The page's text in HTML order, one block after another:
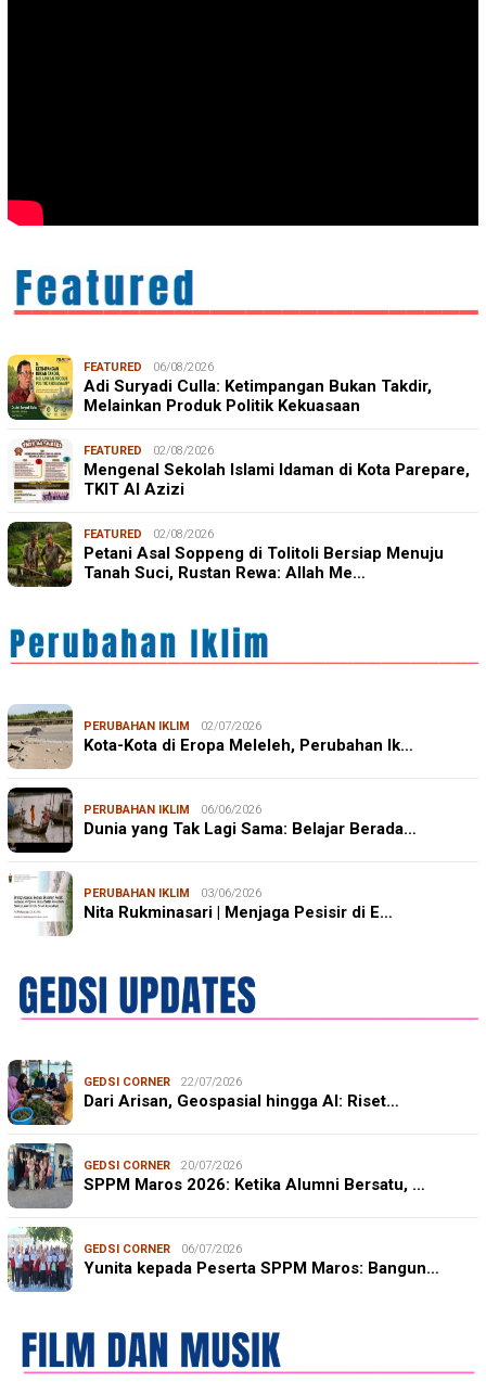
FEATURED 06/08/2026
Adi Suryadi Culla: Ketimpangan Bukan Takdir,
Melainkan Produk Politik Kekuasaan
FEATURED 02/08/2026
Mengenal Sekolah Islami Idaman di Kota Parepare,
TKIT Al Azizi
FEATURED 02/08/2026
Petani Asal Soppeng di Tolitoli Bersiap Menuju
Tanah Suci, Rustan Rewa: Allah Me…
PERUBAHAN IKLIM 02/07/2026
Kota-Kota di Eropa Meleleh, Perubahan Ik…
PERUBAHAN IKLIM 06/06/2026
Dunia yang Tak Lagi Sama: Belajar Berada…
PERUBAHAN IKLIM 03/06/2026
Nita Rukminasari | Menjaga Pesisir di E…
GEDSI CORNER 22/07/2026
Dari Arisan, Geospasial hingga AI: Riset…
GEDSI CORNER 20/07/2026
SPPM Maros 2026: Ketika Alumni Bersatu, …
GEDSI CORNER 06/07/2026
Yunita kepada Peserta SPPM Maros: Bangun…